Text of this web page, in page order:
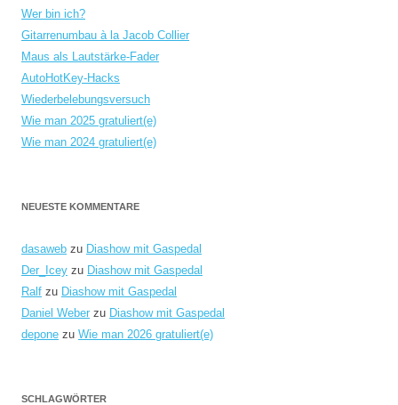
Wer bin ich?
Gitarrenumbau à la Jacob Collier
Maus als Lautstärke-Fader
AutoHotKey-Hacks
Wiederbelebungsversuch
Wie man 2025 gratuliert(e)
Wie man 2024 gratuliert(e)
NEUESTE KOMMENTARE
dasaweb zu Diashow mit Gaspedal
Der_Icey zu Diashow mit Gaspedal
Ralf zu Diashow mit Gaspedal
Daniel Weber zu Diashow mit Gaspedal
depone zu Wie man 2026 gratuliert(e)
SCHLAGWÖRTER